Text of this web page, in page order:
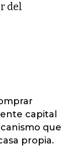
del
capital
que
propia.